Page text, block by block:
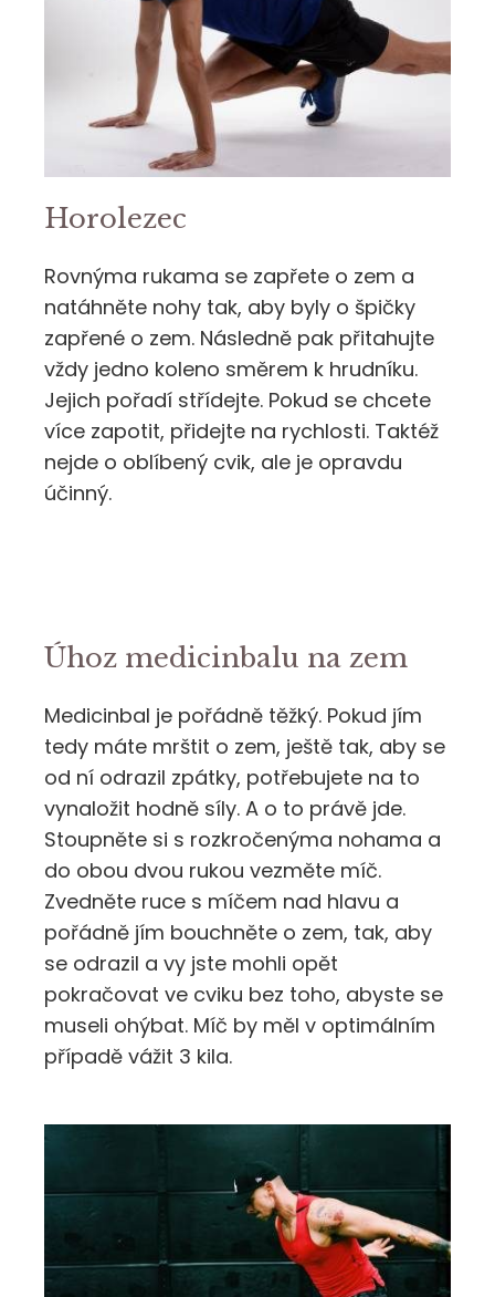
Horolezec
Rovnýma rukama se zapřete o zem a
natáhněte nohy tak, aby byly o špičky
zapřené o zem. Následně pak přitahujte
vždy jedno koleno směrem k hrudníku.
Jejich pořadí střídejte. Pokud se chcete
více zapotit, přidejte na rychlosti. Taktéž
nejde o oblíbený cvik, ale je opravdu
účinný.
Úhoz medicinbalu na zem
Medicinbal je pořádně těžký. Pokud jím
tedy máte mrštit o zem, ještě tak, aby se
od ní odrazil zpátky, potřebujete na to
vynaložit hodně síly. A o to právě jde.
Stoupněte si s rozkročenýma nohama a
do obou dvou rukou vezměte míč.
Zvedněte ruce s míčem nad hlavu a
pořádně jím bouchněte o zem, tak, aby
se odrazil a vy jste mohli opět
pokračovat ve cviku bez toho, abyste se
museli ohýbat. Míč by měl v optimálním
případě vážit 3 kila.